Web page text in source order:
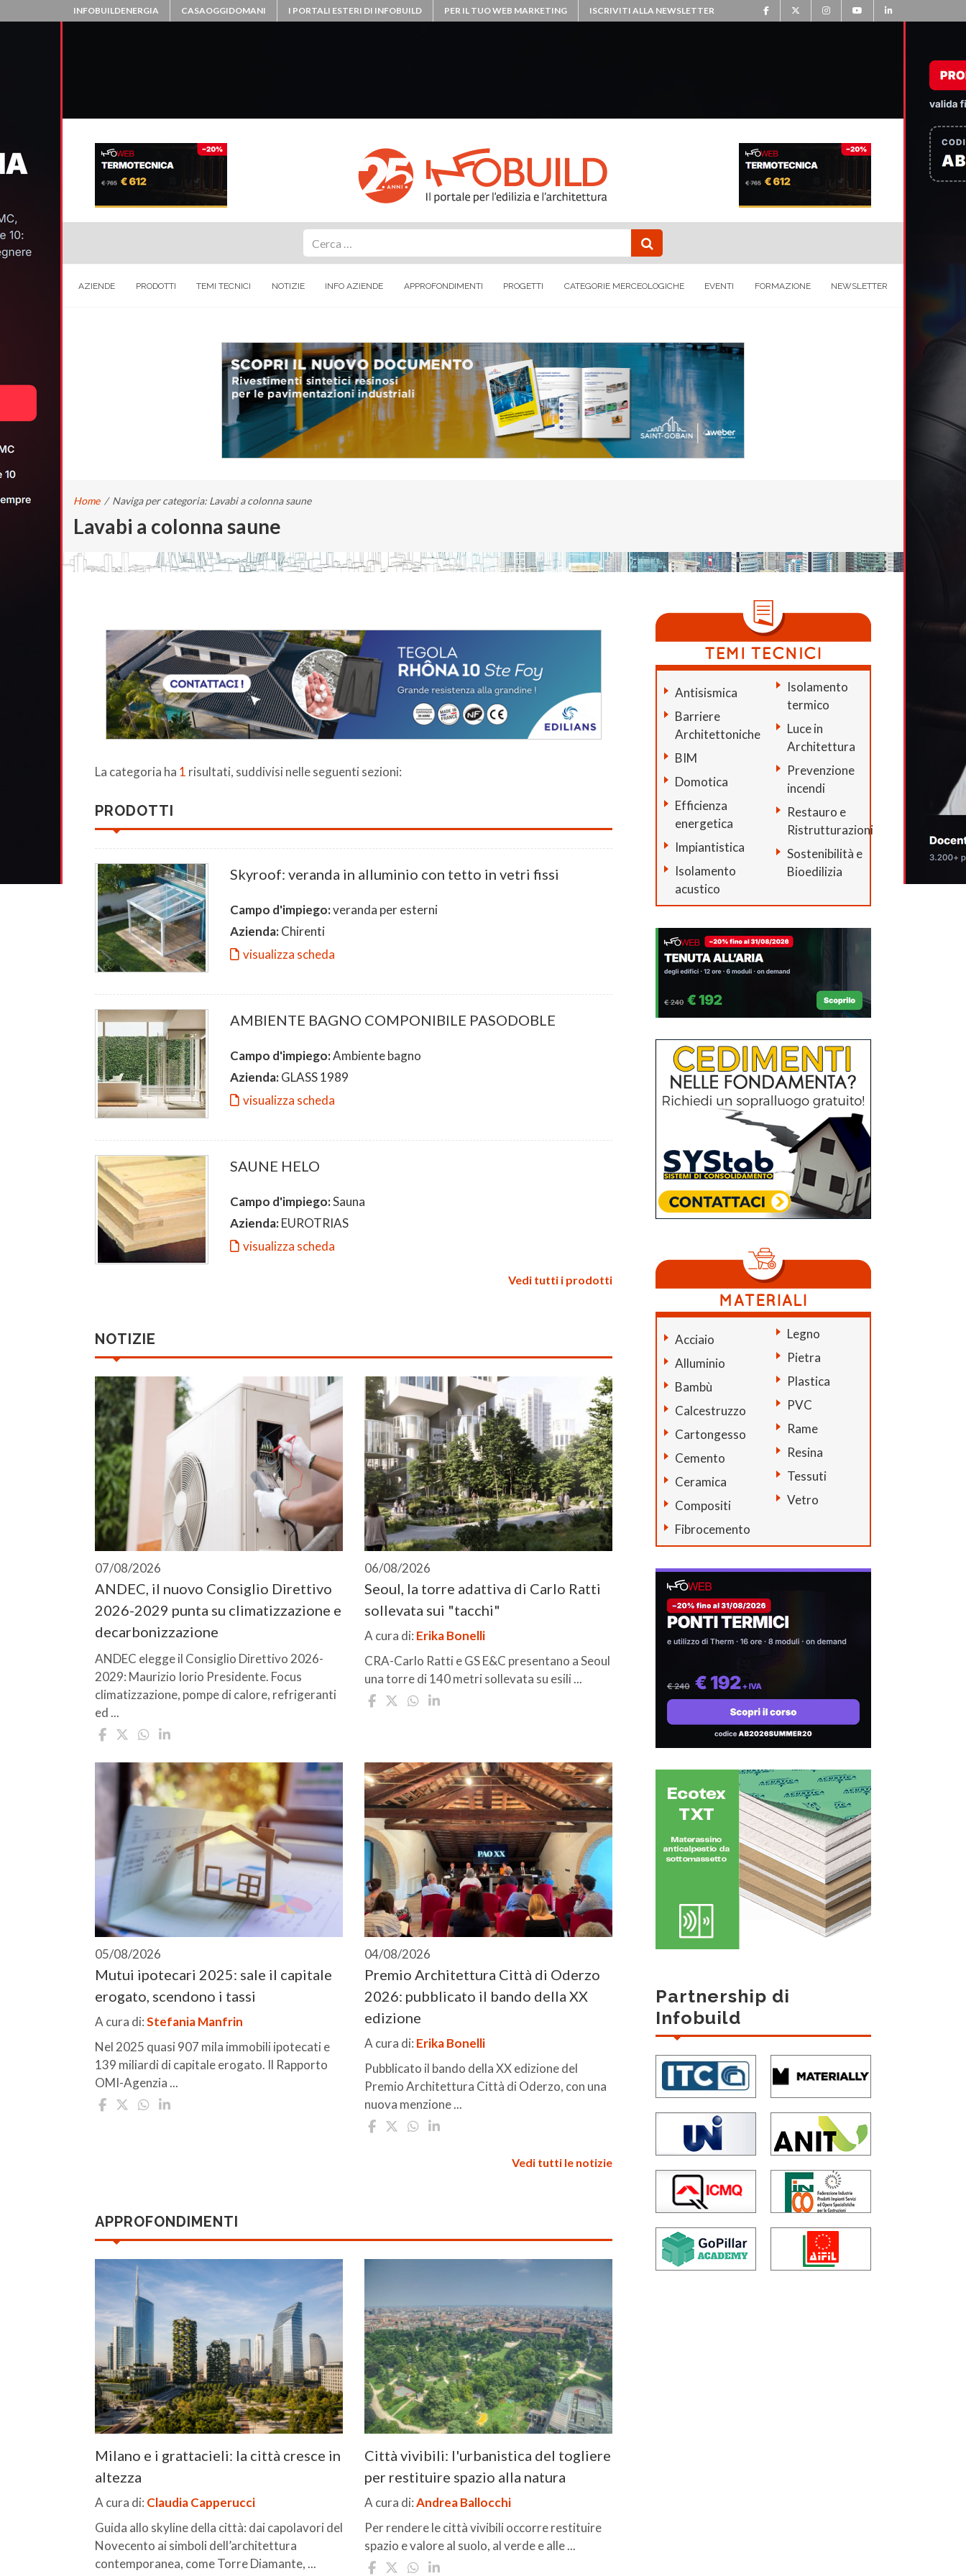
INFOBUILDENERGIA CASAOGGIDOMANI I PORTALI ESTERI DI INFOBUILD PER IL TUO WEB MARKETING ISCRIVITI ALLA NEWSLETTER
AZIENDE PRODOTTI TEMI TECNICI NOTIZIE INFO AZIENDE APPROFONDIMENTI PROGETTI CATEGORIE MERCEOLOGICHE EVENTI FORMAZIONE NEWSLETTER
Home / Naviga per categoria: Lavabi a colonna saune
Lavabi a colonna saune
La categoria ha 1 risultati, suddivisi nelle seguenti sezioni:
PRODOTTI
Skyroof: veranda in alluminio con tetto in vetri fissi
Campo d'impiego:veranda per esterni
Azienda:Chirenti
visualizza scheda
AMBIENTE BAGNO COMPONIBILE PASODOBLE
Campo d'impiego:Ambiente bagno
Azienda:GLASS 1989
visualizza scheda
SAUNE HELO
Campo d'impiego:Sauna
Azienda:EUROTRIAS
visualizza scheda
Vedi tutti i prodotti
NOTIZIE
07/08/2026
ANDEC, il nuovo Consiglio Direttivo
2026-2029 punta su climatizzazione e
decarbonizzazione
ANDEC elegge il Consiglio Direttivo 2026-
2029: Maurizio Iorio Presidente. Focus
climatizzazione, pompe di calore, refrigeranti
ed ...
06/08/2026
Seoul, la torre adattiva di Carlo Ratti
sollevata sui "tacchi"
A cura di: Erika Bonelli
CRA-Carlo Ratti e GS E&C presentano a Seoul
una torre di 140 metri sollevata su esili ...
05/08/2026
Mutui ipotecari 2025: sale il capitale
erogato, scendono i tassi
A cura di:Stefania Manfrin
Nel 2025 quasi 907 mila immobili ipotecati e
139 miliardi di capitale erogato. Il Rapporto
OMI-Agenzia ...
04/08/2026
Premio Architettura Città di Oderzo
2026: pubblicato il bando della XX
edizione
A cura di: Erika Bonelli
Pubblicato il bando della XX edizione del
Premio Architettura Città di Oderzo, con una
nuova menzione ...
Vedi tutti le notizie
APPROFONDIMENTI
Milano e i grattacieli: la città cresce in
altezza
A cura di: Claudia Capperucci
Guida allo skyline della città: dai capolavori del
Novecento ai simboli dell’architettura
contemporanea, come Torre Diamante, ...
Città vivibili: l'urbanistica del togliere
per restituire spazio alla natura
A cura di:Andrea Ballocchi
Per rendere le città vivibili occorre restituire
spazio e valore al suolo, al verde e alle ...
Antisismica
Barriere
Architettoniche
BIM
Domotica
Efficienza
energetica
Impiantistica
Isolamento
acustico
Isolamento
termico
Luce in
Architettura
Prevenzione
incendi
Restauro e
Ristrutturazioni
Sostenibilità e
Bioedilizia
Acciaio
Alluminio
Bambù
Calcestruzzo
Cartongesso
Cemento
Ceramica
Compositi
Fibrocemento
Legno
Pietra
Plastica
PVC
Rame
Resina
Tessuti
Vetro
Partnership di
Infobuild